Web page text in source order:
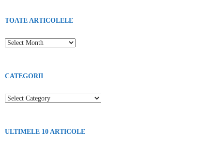
TOATE ARTICOLELE
Toate articolele
CATEGORII
Categorii
ULTIMELE 10 ARTICOLE